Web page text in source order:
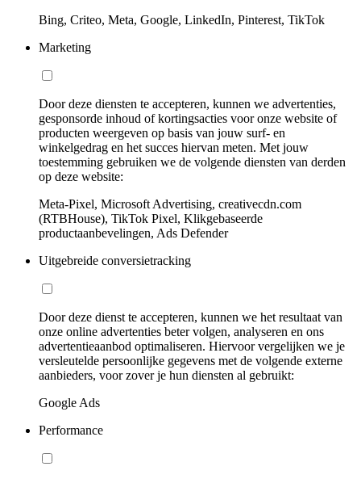
Bing, Criteo, Meta, Google, LinkedIn, Pinterest, TikTok
Marketing
Door deze diensten te accepteren, kunnen we advertenties,
gesponsorde inhoud of kortingsacties voor onze website of
producten weergeven op basis van jouw surf- en
winkelgedrag en het succes hiervan meten. Met jouw
toestemming gebruiken we de volgende diensten van derden
op deze website:
Meta-Pixel, Microsoft Advertising, creativecdn.com
(RTBHouse), TikTok Pixel, Klikgebaseerde
productaanbevelingen, Ads Defender
Uitgebreide conversietracking
Door deze dienst te accepteren, kunnen we het resultaat van
onze online advertenties beter volgen, analyseren en ons
advertentieaanbod optimaliseren. Hiervoor vergelijken we je
versleutelde persoonlijke gegevens met de volgende externe
aanbieders, voor zover je hun diensten al gebruikt:
Google Ads
Performance